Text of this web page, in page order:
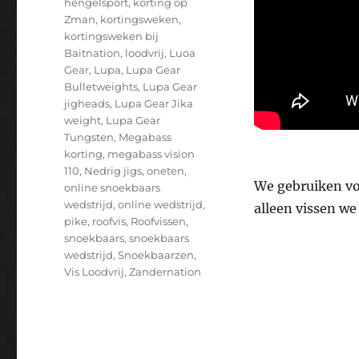
We gebruiken
alleen vissen
Zman, kortingsweken,
kortingsweken bij
Baitnation, loodvrij, Luoa
Gear, Lupa, Lupa Gear
Bulletweights, Lupa Gear
jigheads, Lupa Gear Jika
weight, Lupa Gear
Tungsten, Megabass
korting, megabass vision
110, Nedrig jigs,oneten,
online snoekbaars
wedstrijd,online wedstrijd,
pike, roofvis, Roofvissen,
snoekbaars,snoekbaars
wedstrijd,Snoekbaarzen,
Vis Loodvrij,Zandernation